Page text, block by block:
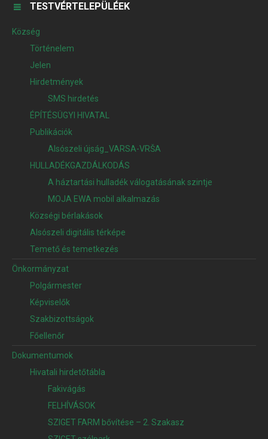
TESTVÉRTELEPÜLÉEK
Község
Történelem
Jelen
Hirdetmények
SMS hirdetés
ÉPÍTÉSÜGYI HIVATAL
Publikációk
Alsószeli újság_VARSA-VRŠA
HULLADÉKGAZDÁLKODÁS
A háztartási hulladék válogatásának szintje
MOJA EWA mobil alkalmazás
Községi bérlakások
Alsószeli digitális térképe
Temető és temetkezés
Önkormányzat
Polgármester
Képviselők
Szakbizottságok
Főellenőr
Dokumentumok
Hivatali hirdetőtábla
Fakivágás
FELHÍVÁSOK
SZIGET FARM bővítése – 2. Szakasz